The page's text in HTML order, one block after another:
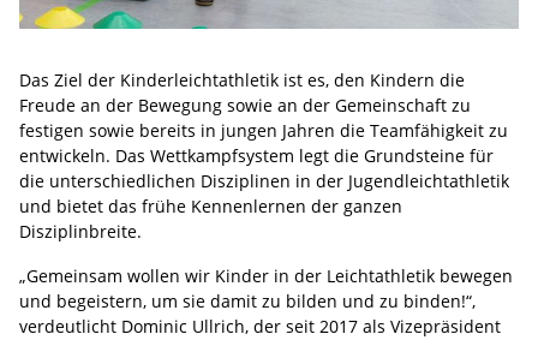
Das Ziel der Kinderleichtathletik ist es, den Kindern die
Freude an der Bewegung sowie an der Gemeinschaft zu
festigen sowie bereits in jungen Jahren die Teamfähigkeit zu
entwickeln. Das Wettkampfsystem legt die Grundsteine für
die unterschiedlichen Disziplinen in der Jugendleichtathletik
und bietet das frühe Kennenlernen der ganzen
Disziplinbreite.
„Gemeinsam wollen wir Kinder in der Leichtathletik bewegen
und begeistern, um sie damit zu bilden und zu binden!“,
verdeutlicht Dominic Ullrich, der seit 2017 als Vizepräsident